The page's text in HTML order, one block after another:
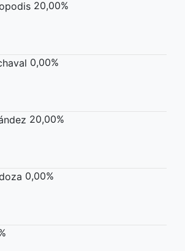
20,00%
0,00%
20,00%
0,00%